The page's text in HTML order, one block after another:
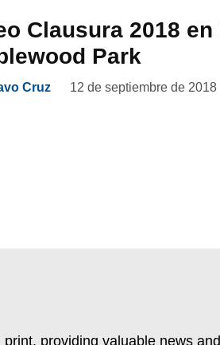
Clausura 2018
Park
Cruz 12 de septiembre de 2018
providing valuable news